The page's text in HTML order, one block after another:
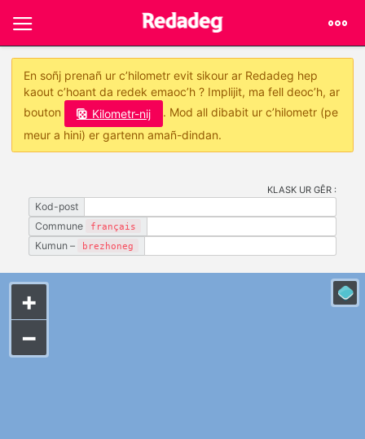
En soñj prenañ ur c’hilometr evit sikour ar Redadeg hep
kaout c’hoant da redek emaoc’h ? Implijit, ma fell deoc’h, ar
bouton
Kilometr-nij
. Mod all dibabit ur c’hilometr (pe
meur a hini) er gartenn amañ-dindan.
KLASK UR GÊR :
Kod-post
Commune
français
Kumun – brezhoneg
+
−